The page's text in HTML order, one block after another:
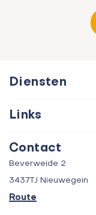
Diensten
Aankoop
Taxatie
Verhuur
Links
Over ons
Contact
Beverweide 2
3437TJ Nieuwegein
Route